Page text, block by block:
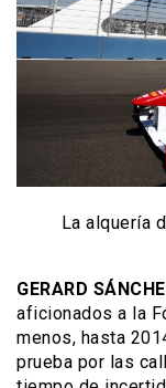
La alquería
GERARD
aficionados a la
menos, hasta
prueba por las